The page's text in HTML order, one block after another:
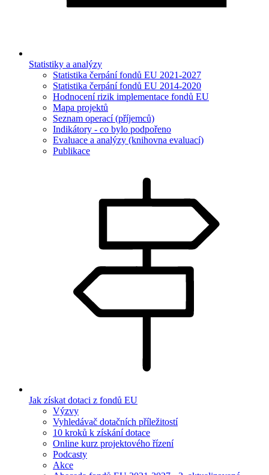
Statistiky a analýzy
Statistika čerpání fondů EU 2021-2027
Statistika čerpání fondů EU 2014-2020
Hodnocení rizik implementace fondů EU
Mapa projektů
Seznam operací (příjemců)
Indikátory - co bylo podpořeno
Evaluace a analýzy (knihovna evaluací)
Publikace
Jak získat dotaci z fondů EU
Výzvy
Vyhledávač dotačních příležitostí
10 kroků k získání dotace
Online kurz projektového řízení
Podcasty
Akce